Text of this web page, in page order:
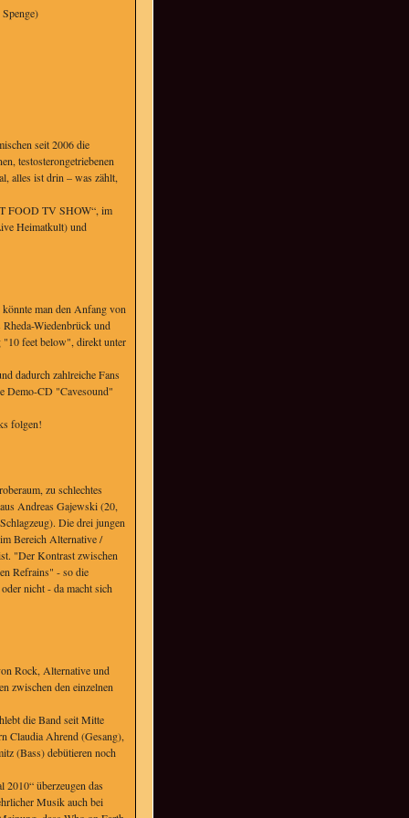
seit 2006 die
testosterongetriebenen
alles ist drin – was zählt,
FOOD TV SHOW“, im
Heimatkult) und
man den Anfang von
Wiedenbrück und
"10 feet below", direkt unter
dadurch zahlreiche Fans
Demo-CD "Cavesound"
folgen!
zu schlechtes
Andreas Gajewski (20,
Die drei jungen
Bereich Alternative /
"Der Kontrast zwischen
Refrains" - so die
nicht - da macht sich
Rock, Alternative und
zwischen den einzelnen
die Band seit Mitte
Claudia Ahrend (Gesang),
(Bass) debütieren noch
überzeugen das
Musik auch bei